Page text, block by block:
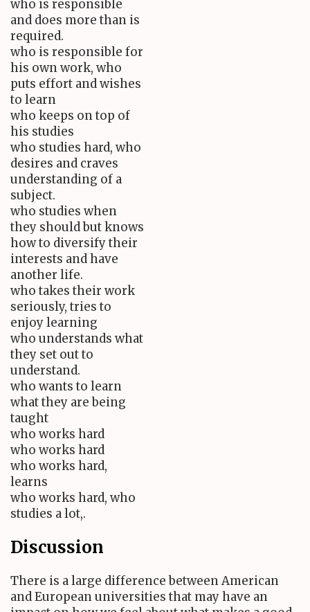
who is responsible
and does more than is
required.
who is responsible for
his own work, who
puts effort and wishes
to learn
who keeps on top of
his studies
who studies hard, who
desires and craves
understanding of a
subject.
who studies when
they should but knows
how to diversify their
interests and have
another life.
who takes their work
seriously, tries to
enjoy learning
who understands what
they set out to
understand.
who wants to learn
what they are being
taught
who works hard
who works hard
who works hard,
learns
who works hard, who
studies a lot,.
Discussion
There is a large difference between American
and European universities that may have an